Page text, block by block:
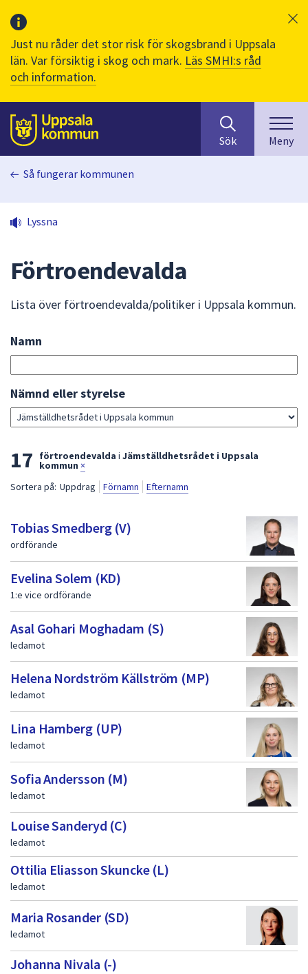
Just nu råder det stor risk för skogsbrand i Uppsala
län. Var försiktig i skog och mark. Läs SMHI:s råd
och information.
Till sidans
huvudinnehåll
efter
innehåll
på
sökförslag
under
fältet.
piltangenterna
för
navigera
Sök Meny
Så fungerar kommunen
Lyssna
Förtroendevalda
Lista över förtroendevalda/politiker i Uppsala kommun.
Sök
bland
förtroendevalda
Namn
Gå
direkt
till
Nämnd eller styrelse
L
i
t
a
m
e
d
f
ö
r
t
r
o
e
n
d
e
v
a
l
d
a
17 förtroendevalda i Jämställdhetsrådet i Uppsala
kommun ×
Sortera på: Uppdrag Förnamn Efternamn
Tobias Smedberg (V)
ordförande
Evelina Solem (KD)
1:e vice ordförande
Asal Gohari Moghadam (S)
ledamot
Helena Nordström Källström (MP)
ledamot
Lina Hamberg (UP)
ledamot
Sofia Andersson (M)
ledamot
Louise Sanderyd (C)
ledamot
Ottilia Eliasson Skuncke (L)
ledamot
Maria Rosander (SD)
ledamot
Johanna Nivala (-)